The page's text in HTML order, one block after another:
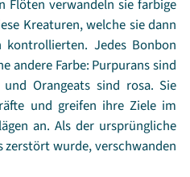
Flöten verwandeln sie farbige
Kreaturen, welche sie dann
Jedes Bonbon
andere Farbe: Purpurans sind
Orangeats sind rosa. Sie
und greifen ihre Ziele im
an. Als der ursprüngliche
zerstört wurde, verschwanden